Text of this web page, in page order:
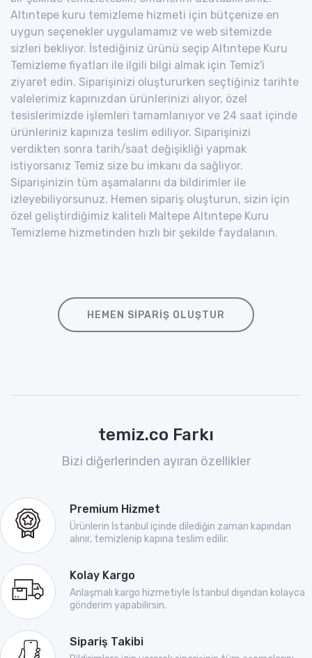
Altıntepe kuru temizleme hizmeti için bütçenize en
uygun seçenekler uygulamamız ve web sitemizde
sizleri bekliyor. İstediğiniz ürünü seçip Altıntepe Kuru
Temizleme fiyatları ile ilgili bilgi almak için Temiz'i
ziyaret edin. Siparişinizi oluştururken seçtiğiniz tarihte
valelerimiz kapınızdan ürünlerinizi alıyor, özel
tesislerimizde işlemleri tamamlanıyor ve 24 saat içinde
ürünleriniz kapınıza teslim ediliyor. Siparişinizi
verdikten sonra tarih/saat değişikliği yapmak
istiyorsanız Temiz size bu imkanı da sağlıyor.
Siparişinizin tüm aşamalarını da bildirimler ile
izleyebiliyorsunuz. Hemen sipariş oluşturun, sizin için
özel geliştirdiğimiz kaliteli Maltepe Altıntepe Kuru
Temizleme hizmetinden hızlı bir şekilde faydalanın.
HEMEN SIPARIŞ OLUŞTUR
temiz.co Farkı
Bizi diğerlerinden ayıran özellikler
Premium Hizmet
Ürünlerin İstanbul içinde dilediğin zaman kapından
alınır, temizlenip kapına teslim edilir.
Kolay Kargo
Anlaşmalı kargo hizmetiyle İstanbul dışından kolayca
gönderim yapabilirsin.
Sipariş Takibi